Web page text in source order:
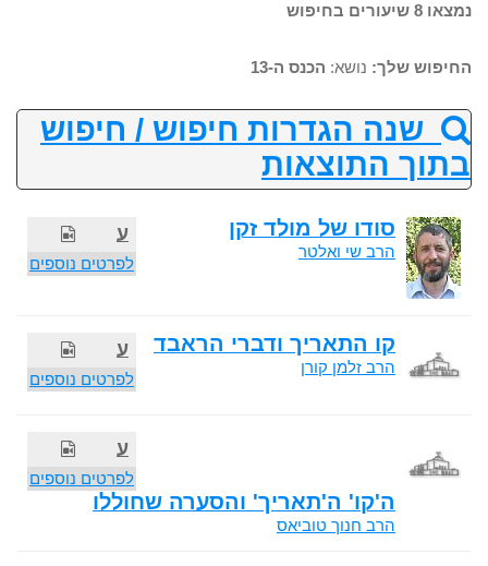
נמצאו 8 שיעורים בחיפוש
החיפוש שלך: נושא: הכנס ה-13
שנה הגדרות חיפוש / חיפוש
בתוך התוצאות
ע
לפרטים נוספים
סודו של מולד זקן
הרב שי ואלטר
ע
לפרטים נוספים
קו התאריך ודברי הראבד
הרב זלמן קורן
ע
לפרטים נוספים
ה'קו' ה'תאריך' והסערה שחוללו
הרב חנוך טוביאס